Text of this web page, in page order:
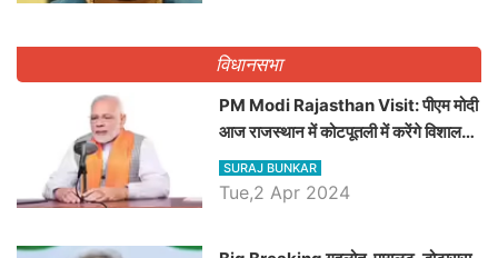
विधानसभा
PM Modi Rajasthan Visit: पीएम मोदी
आज राजस्थान में कोटपूतली में करेंगे विशाल
रैली, एक सभा से 8 सीटों पर साधेगें निशाना
SURAJ BUNKAR
Tue,2 Apr 2024